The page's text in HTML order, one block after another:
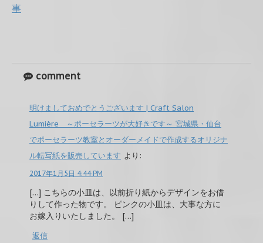
事
comment
明けましておめでとうございます | Craft Salon
Lumière ～ポーセラーツが大好きです～ 宮城県・仙台
でポーセラーツ教室とオーダーメイドで作成するオリジナ
ル転写紙を販売しています より:
2017年1月5日 4:44 PM
[…] こちらの小皿は、以前折り紙からデザインをお借
りして作った物です。 ピンクの小皿は、大事な方に
お嫁入りいたしました。 […]
返信